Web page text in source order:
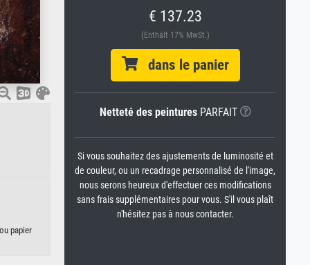
papier
€ 137.23
(Enthält 17% MwSt.)
dans le panier
Netteté des peinturesPARFAIT
Si vous souhaitez des ajustements de luminosité et
de couleur, ou un recadrage personnalisé de l'image,
nous serons heureux d'effectuer ces modifications
sans frais supplémentaires pour vous. S'il vous plaît
n'hésitez pas à nous contacter.